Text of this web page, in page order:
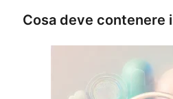
Cosa deve contenere